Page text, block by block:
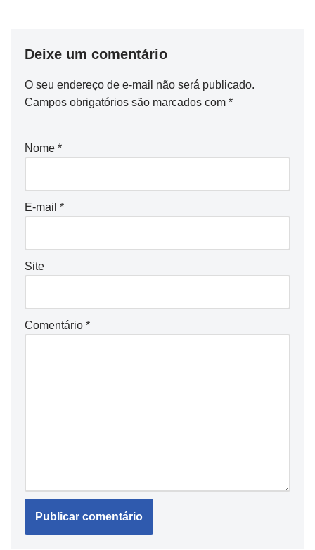
Deixe um comentário
O seu endereço de e-mail não será publicado.
Campos obrigatórios são marcados com *
Nome *
E-mail *
Site
Comentário *